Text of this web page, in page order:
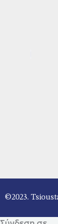
©2023.